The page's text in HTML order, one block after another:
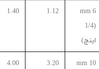
6
mm
(
1/4
اینچ)
1.12
1.40
10
mm
3.20
4.00